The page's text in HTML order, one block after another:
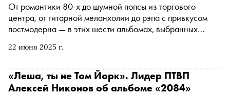
22 июня 2025 г.
От романтики 80-х до шумной попсы из торгового
центра, от гитарной меланхолии до рэпа с привкусом
постмодерна — в этих шести альбомах, выбранных
настроения, парадоксы и мечты города, которому даже
«Леша, ты не Том Йорк». Лидер ПТВП
Алексей Никонов об альбоме «2084»